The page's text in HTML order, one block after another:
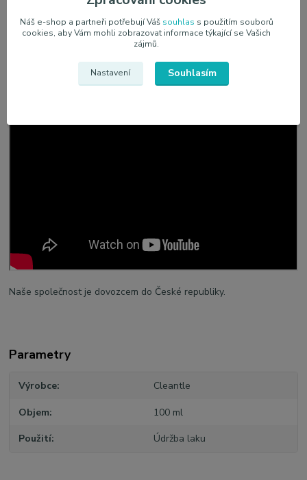
Nepoužívejte na horkém povrchu.
Dostupné velikosti: 100 ml a 200 ml
Naše společnost je dovozcem do České republiky.
Parametry
Výrobce Cleantle
Objem 100 ml
Použití Údržba laku
Náš e-shop a partneři potřebují Váš souhlas s použitím souborů
cookies, aby Vám mohli zobrazovat informace týkající se Vašich
zájmů.
Nastavení Souhlasím